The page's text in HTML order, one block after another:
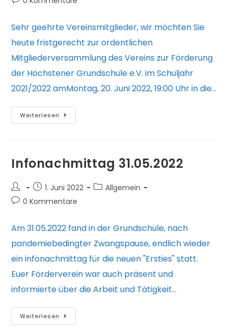
Sehr geehrte Vereinsmitglieder, wir möchten Sie
heute fristgerecht zur ordentlichen
Mitgliederversammlung des Vereins zur Förderung
der Höchstener Grundschule e.V. im Schuljahr
2021/2022 amMontag, 20. Juni 2022, 19:00 Uhr in die…
Weiterlesen
zu
Vereinsjahr
Infonachmittag 31.05.2022
Beitrags-
Autor:
Beitrag
veröffentlicht:
1. Juni 2022
Beitrags-
Allgemein
Beitrags-
0 Kommentare
Am 31.05.2022 fand in der Grundschule, nach
pandemiebedingter Zwangspause, endlich wieder
ein infonachmittag für die neuen "Ersties" statt.
Euer Förderverein war auch präsent und
informierte über die Arbeit und Tätigkeit…
Weiterlesen
31.05.2022